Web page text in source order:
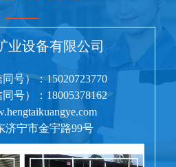
——
业设备有限公司
号）：15020723770
号）：18005378162
济宁市金宇路99号